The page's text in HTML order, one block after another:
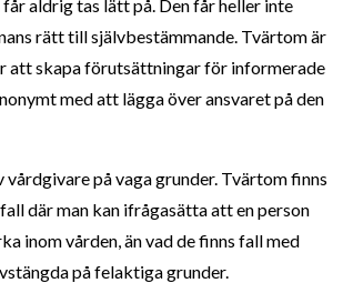
aldrig tas lätt på. Den får heller inte
rätt till självbestämmande. Tvärtom är
att skapa förutsättningar för informerade
med att lägga över ansvaret på den
vårdgivare på vaga grunder. Tvärtom finns
där man kan ifrågasätta att en person
inom vården, än vad de finns fall med
på felaktiga grunder.